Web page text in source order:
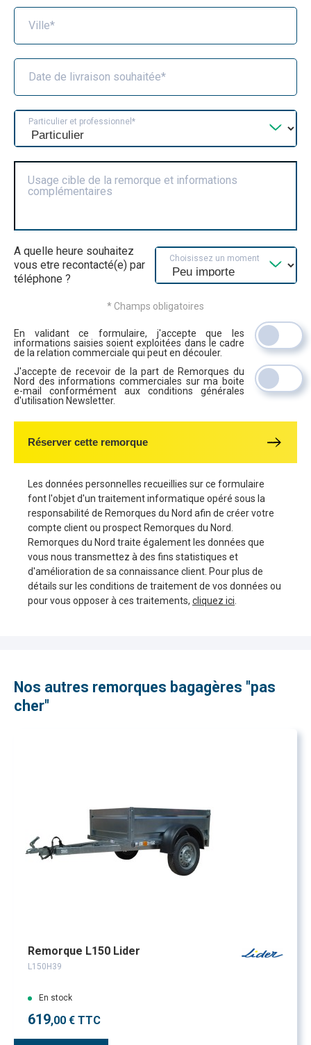
Ville*
Date de livraison souhaitée*
Particulier et professionnel*
Usage cible de la remorque et informations
complémentaires
A quelle heure souhaitez
vous etre recontacté(e) par
téléphone ?
Choisissez un moment
* Champs obligatoires
En validant ce formulaire, j'accepte que les
informations saisies soient exploitées dans le cadre
de la relation commerciale qui peut en découler.
J'accepte de recevoir de la part de Remorques du
Nord des informations commerciales sur ma boite
e-mail conformément aux conditions générales
d'utilisation Newsletter.
Réserver cette remorque
Les données personnelles recueillies sur ce formulaire
font l'objet d'un traitement informatique opéré sous la
responsabilité de Remorques du Nord afin de créer votre
compte client ou prospect Remorques du Nord.
Remorques du Nord traite également les données que
vous nous transmettez à des fins statistiques et
d'amélioration de sa connaissance client. Pour plus de
détails sur les conditions de traitement de vos données ou
pour vous opposer à ces traitements, cliquez ici
Nos autres remorques bagagères "pas
cher"
Remorque L150 Lider
L150H39
En stock
619,00 € TTC